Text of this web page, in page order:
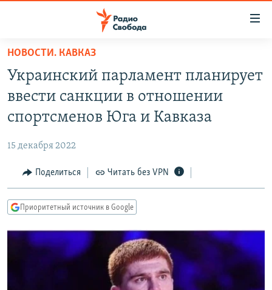
упрощенного
доступа
основному
Вернутся
Вернутся
поиску
ПОДКАСТЫ
АВТОРСКИЕ ПРОЕКТЫ
МНЕНИЯ
КУЛЬТУРА
КАВКАЗ.РЕАЛИИ
СЕВЕР.РЕАЛИИ
СИБИРЬ.РЕАЛИИ
РАСПИСАНИЕ ВЕЩАНИЯ
НОВОСТИ. КАВКАЗ
Украинский парламент планирует
ввести санкции в отношении
спортсменов Юга и Кавказа
15 декабря 2022
Поделиться Читать без VPN
Приоритетный источник в Google